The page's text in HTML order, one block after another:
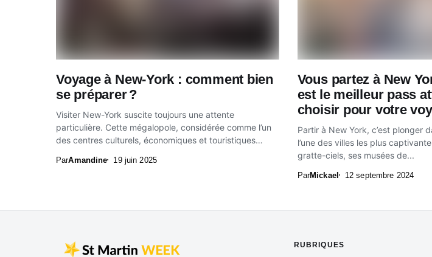
Voyage à New-York : comment bien
se préparer ?
Visiter New-York suscite toujours une attente
particulière. Cette mégalopole, considérée comme l’un
des centres culturels, économiques et touristiques
ParAmandine 19 juin 2025
Vous partez à New
est le meilleur pass
choisir pour votre
Partir à New York, c’est plonger
l’une des villes les plus
gratte-ciels, ses musées de...
ParMickael 12 septembre 2024
RUBRIQUES